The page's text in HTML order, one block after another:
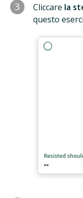
3 Cliccare la
questo